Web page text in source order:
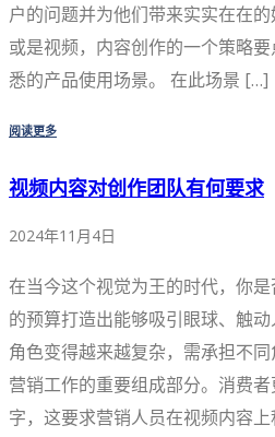
户的问题并为他们带来实实在在的
或是视频，内容创作的一个策略
悉的产品使用场景。 在此场景 […]
阅读更多
视频内容对创作团队有何要求
2024年11月4日
在当今这个视觉为王的时代，你
的预算打造出能够吸引眼球、触
角色变得越来越复杂，需承担不
营销工作的重要组成部分。消费
字，这要求营销人员在视频内容